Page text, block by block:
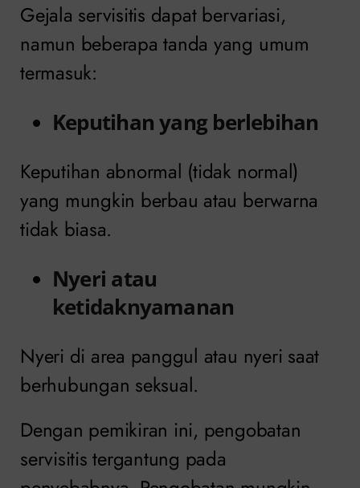
Gejala servisitis dapat bervariasi,
namun beberapa tanda yang umum
termasuk:
Keputihan yang berlebihan
Keputihan abnormal (tidak normal)
yang mungkin berbau atau berwarna
tidak biasa.
Nyeri atau
ketidaknyamanan
Nyeri di area panggul atau nyeri saat
berhubungan seksual.
Dengan pemikiran ini, pengobatan
servisitis tergantung pada